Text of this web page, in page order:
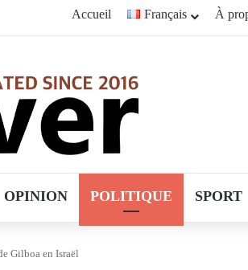
Accueil Français À
OPINION POLITIQUE SPORT
Gilboa en Israël